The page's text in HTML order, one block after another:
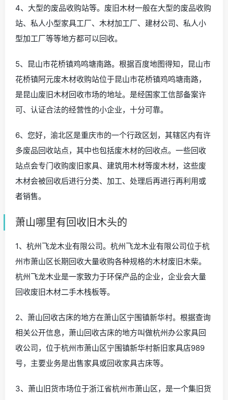
4、大型的废品收购站等。废旧木材一般在大型的废品收购
站、私人小型家具工厂、木材加工厂、建材公司、私人小
型加工厂等等地方都可以回收。
5、昆山市花桥镇鸡鸣塘南路。根据百度地图得知，昆山市
花桥镇阿元废木材收购站位于昆山市花桥镇鸡鸣塘南路，
是昆山废旧木材回收市场的地址。是经国家工信部备案许
可、认证合法的经营性的小企业，十分可靠。
6、您好，渝北区是重庆市的一个行政区划，其辖区内有许
多废品回收站点，其中也包括废木材的回收点。一些回收
站点会专门收购废旧家具、建筑用木材等废木材，这些废
木材会被回收后进行分类、加工、处理后再进行再利用或
者销售。
萧山哪里有回收旧木头的
1、杭州飞龙木业有限公司。杭州飞龙木业有限公司位于杭
州市萧山区长期回收大量收购各种规格的木材废旧木柴。
杭州飞龙木业是一家致力于环保产品的企业，企业会大量
回收废旧木材二手木栈板等。
2、萧山回收古床的地方在萧山区宁围镇新华村。根据查询
相关公开信息，萧山回收古床的地方叫做杭州办公家具回
收公司，位于杭州市萧山区宁围镇新华村新旧家具店989
号，主要业务是出售家具或回收家具古床等。
3、萧山旧货市场位于浙江省杭州市萧山区，是一个集旧货